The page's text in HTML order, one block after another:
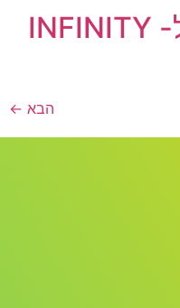
תיקון שקע טעינה ל- INFINITY
הבא ←